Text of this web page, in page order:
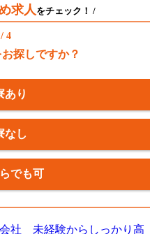
求人をチェック！ /
4
探しですか？
あり
なし
でも可